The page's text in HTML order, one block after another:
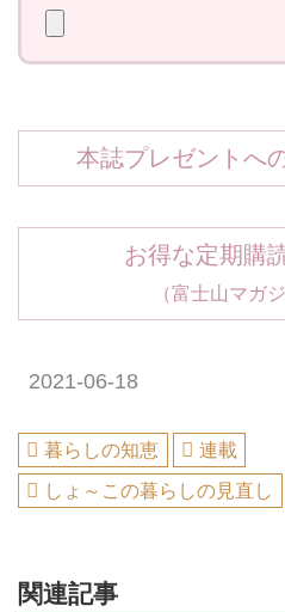
本誌プレゼントへ
お得な定期購
（富士山マガジ
2021-06-18
暮らしの知恵
連載
しょ～この暮らしの見直し
関連記事